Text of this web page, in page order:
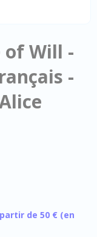
of Will -
-
de 50 € (en